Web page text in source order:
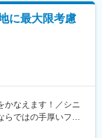
り取得いただけま
得や復帰実績も非
、「別のプロジェク
に最大限考慮
かなえます！／シニ
らではの手厚いフォ